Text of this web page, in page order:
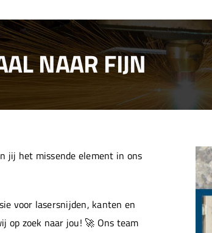
NAAR FIJN
jij het missende element in ons
voor lasersnijden, kanten en
op zoek naar jou! 🚀 Ons team